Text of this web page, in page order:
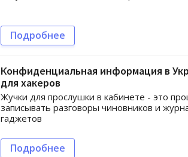
Подробнее
Конфиденциальная информация в
для хакеров
Жучки для прослушки в кабинете - это
записывать разговоры чиновников и
гаджетов
Подробнее